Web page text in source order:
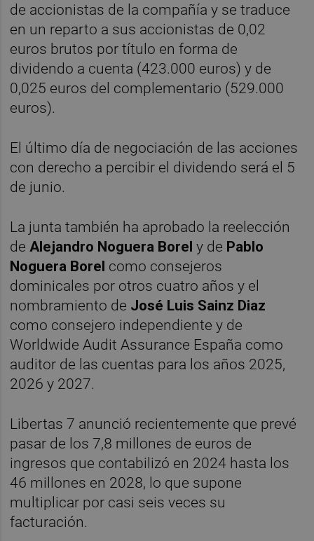
de accionistas de la compañía y se traduce
en un reparto a sus accionistas de 0,02
euros brutos por título en forma de
dividendo a cuenta (423.000 euros) y de
0,025 euros del complementario (529.000
euros).
El último día de negociación de las acciones
con derecho a percibir el dividendo será el 5
de junio.
La junta también ha aprobado la reelección
de Alejandro Noguera Borel y de Pablo
Noguera Borel como consejeros
dominicales por otros cuatro años y el
nombramiento de José Luis Sainz Diaz
como consejero independiente y de
Worldwide Audit Assurance España como
auditor de las cuentas para los años 2025,
2026 y 2027.
Libertas 7 anunció recientemente que prevé
pasar de los 7,8 millones de euros de
ingresos que contabilizó en 2024 hasta los
46 millones en 2028, lo que supone
multiplicar por casi seis veces su
facturación.